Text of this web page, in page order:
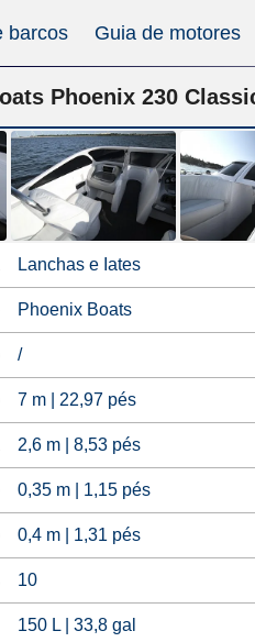
barcos Guia de motores
Phoenix 230
Lanchas e Iates
Phoenix Boats
/
7 m | 22,97 pés
2,6 m | 8,53 pés
0,35 m | 1,15 pés
0,4 m | 1,31 pés
10
150 L | 33,8 gal